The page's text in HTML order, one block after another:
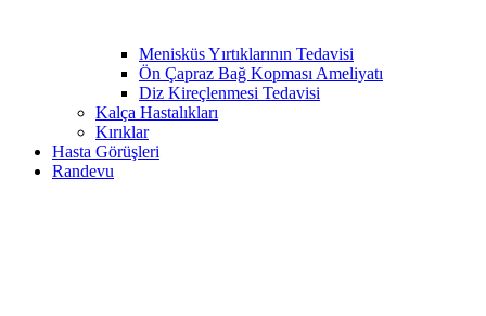
Menisküs Yırtıklarının Tedavisi
Ön Çapraz Bağ Kopması Ameliyatı
Diz Kireçlenmesi Tedavisi
Kalça Hastalıkları
Kırıklar
Hasta Görüşleri
Randevu